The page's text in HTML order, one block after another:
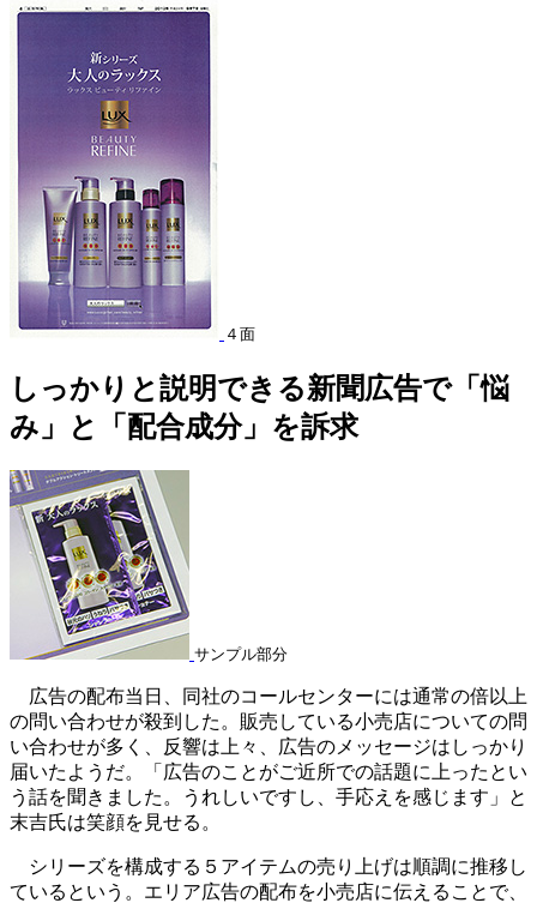
４面
しっかりと説明できる新聞広告で「悩
み」と「配合成分」を訴求
サンプル部分
広告の配布当日、同社のコールセンターには通常の倍以上
の問い合わせが殺到した。販売している小売店についての問
い合わせが多く、反響は上々、広告のメッセージはしっかり
届いたようだ。「広告のことがご近所での話題に上ったとい
う話を聞きました。うれしいですし、手応えを感じます」と
末吉氏は笑顔を見せる。
シリーズを構成する５アイテムの売り上げは順調に推移し
ているという。エリア広告の配布を小売店に伝えることで、